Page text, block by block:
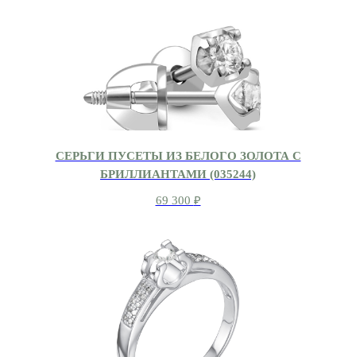
СЕРЬГИ ПУСЕТЫ ИЗ БЕЛОГО ЗОЛОТА С
БРИЛЛИАНТАМИ (035244)
69 300 ₽